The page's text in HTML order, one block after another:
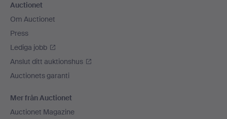
Auctionet
Om Auctionet
Press
Lediga jobb
Anslut ditt auktionshus
Auctionets garanti
Mer från Auctionet
Auctionet Magazine